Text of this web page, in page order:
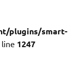
plugins/smart-
1247